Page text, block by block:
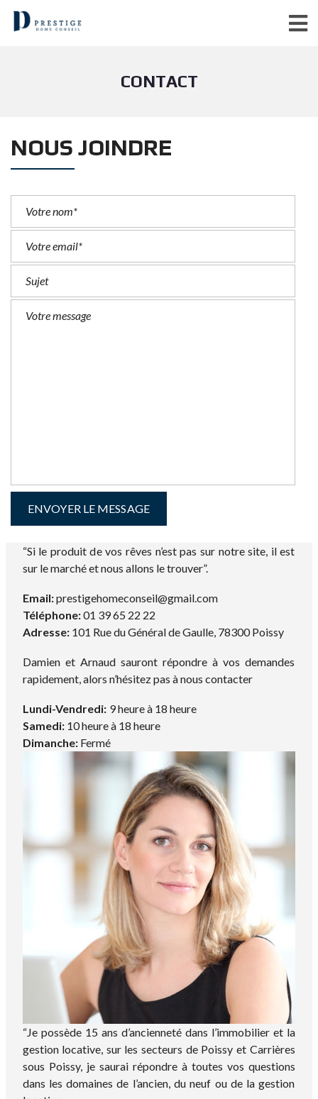
CONTACT
NOUS JOINDRE
“Si le produit de vos rêves n’est pas sur notre site, il est
sur le marché et nous allons le trouver”.
Email:prestigehomeconseil@gmail.com
Téléphone:01 39 65 22 22
Adresse: 101 Rue du Général de Gaulle, 78300 Poissy
Damien et Arnaud sauront répondre à vos demandes
rapidement, alors n’hésitez pas à nous contacter
Lundi-Vendredi: 9 heure à 18 heure
Samedi:10 heure à 18 heure
Dimanche:Fermé
“Je possède 15 ans d’ancienneté dans l’immobilier et la
gestion locative, sur les secteurs de Poissy et Carrières
sous Poissy, je saurai répondre à toutes vos questions
dans les domaines de l’ancien, du neuf ou de la gestion